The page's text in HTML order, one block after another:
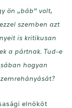
ön „báb” volt,
szemben azt
is kritikusan
a pártnak. Tud-e
hogyan
elnököt